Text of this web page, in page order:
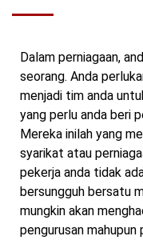
Dalam perniagaan,
seorang. Anda
menjadi tim anda
yang perlu anda beri
Mereka inilah yang
syarikat atau
pekerja anda tidak
bersungguh bersatu
mungkin akan
pengurusan mahupun